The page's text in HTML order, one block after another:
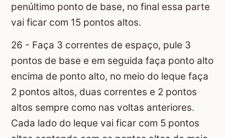
penúltimo ponto de base, no final essa parte
vai ficar com 15 pontos altos.
26 - Faça 3 correntes de espaço, pule 3
pontos de base e em seguida faça ponto alto
encima de ponto alto, no meio do leque faça
2 pontos altos, duas correntes e 2 pontos
altos sempre como nas voltas anteriores.
Cada lado do leque vai ficar com 5 pontos